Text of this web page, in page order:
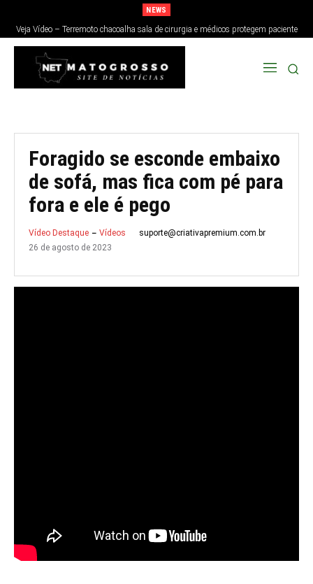
NEWS
Veja Vídeo – Terremoto chacoalha sala de cirurgia e médicos protegem paciente
no Japão; veja
Foragido se esconde embaixo
de sofá, mas fica com pé para
fora e ele é pego
Vídeo Destaque Vídeos
suporte@criativapremium.com.br
26 de agosto de 2023